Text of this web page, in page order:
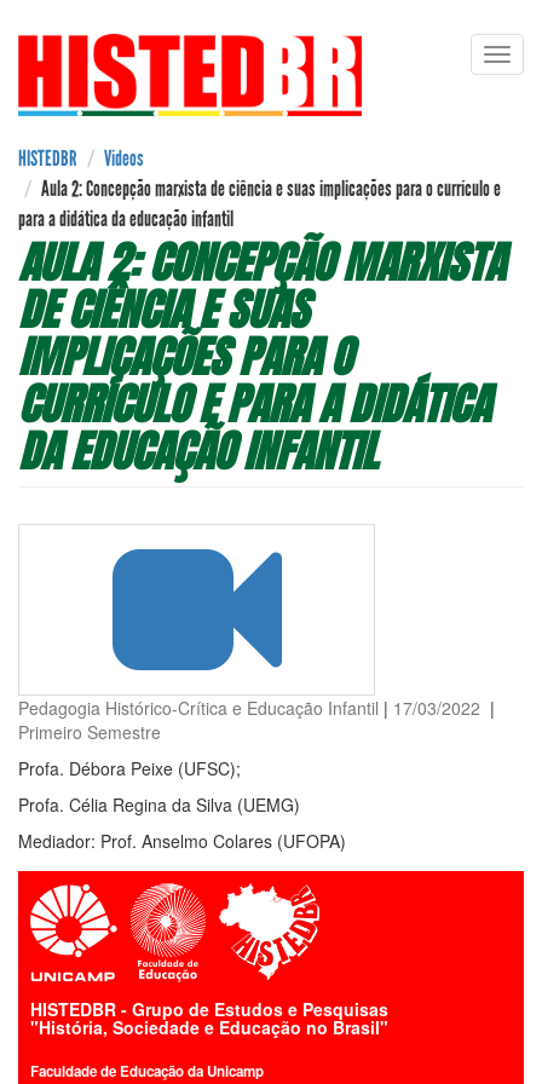
Pular
conteúdo
HISTEDBR
Videos
Aula 2: Concepção marxista de ciência e suas implicações para o currículo e
para a didática da educação infantil
AULA 2: CONCEPÇÃO MARXISTA
DE CIÊNCIA E SUAS
IMPLICAÇÕES PARA O
CURRÍCULO E PARA A DIDÁTICA
DA EDUCAÇÃO INFANTIL
Pedagogia Histórico-Crítica e Educação Infantil | 17/03/2022 |
Primeiro Semestre
Profa. Débora Peixe (UFSC);
Profa. Célia Regina da Silva (UEMG)
Mediador: Prof. Anselmo Colares (UFOPA)
HISTEDBR - Grupo de Estudos e Pesquisas
"História, Sociedade e Educação no Brasil"
Faculdade de Educação da Unicamp